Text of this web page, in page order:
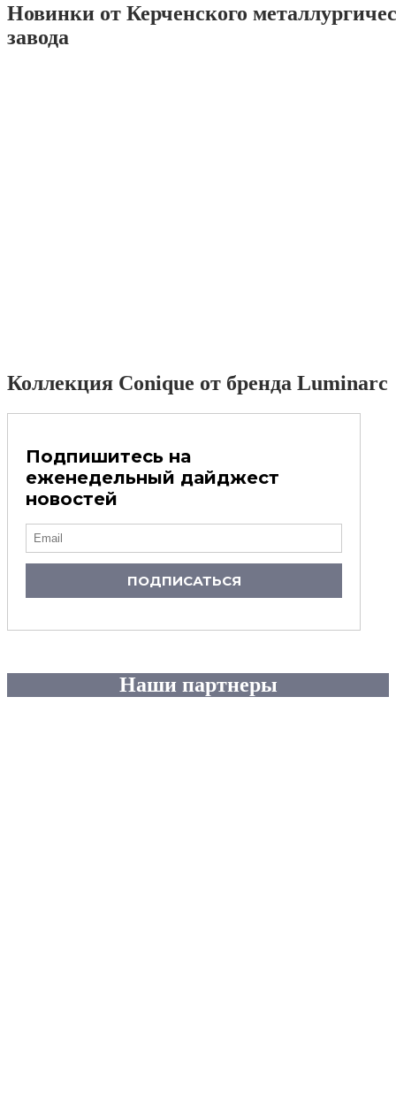
Новинки от Керченского
завода
Коллекция Conique от бренда Luminarc
Подпишитесь на
еженедельный дайджест
новостей
ПОДПИСАТЬСЯ
Наши партнеры